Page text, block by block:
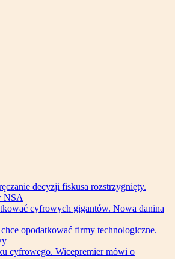
decyzji fiskusa rozstrzygnięty.
NSA
cyfrowych gigantów. Nowa danina
opodatkować firmy technologiczne.
cyfrowego. Wicepremier mówi o